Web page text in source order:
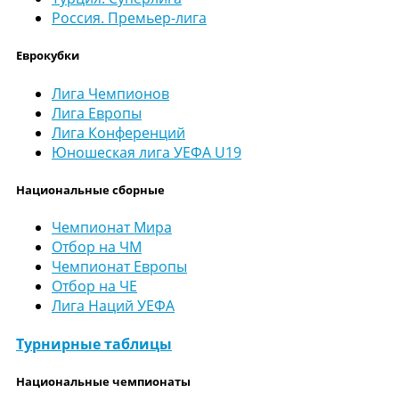
Россия. Премьер-лига
Еврокубки
Лига Чемпионов
Лига Европы
Лига Конференций
Юношеская лига УЕФА U19
Национальные сборные
Чемпионат Мира
Отбор на ЧМ
Чемпионат Европы
Отбор на ЧЕ
Лига Наций УЕФА
Турнирные таблицы
Национальные чемпионаты